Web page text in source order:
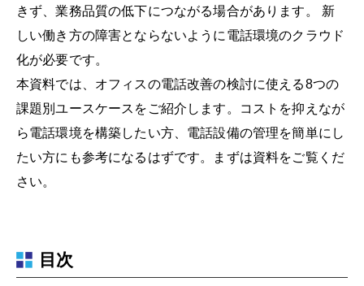
きず、業務品質の低下につながる場合があります。 新
しい働き方の障害とならないように電話環境のクラウド
化が必要です。
本資料では、オフィスの電話改善の検討に使える8つの
課題別ユースケースをご紹介します。コストを抑えなが
ら電話環境を構築したい方、電話設備の管理を簡単にし
たい方にも参考になるはずです。まずは資料をご覧くだ
さい。
目次